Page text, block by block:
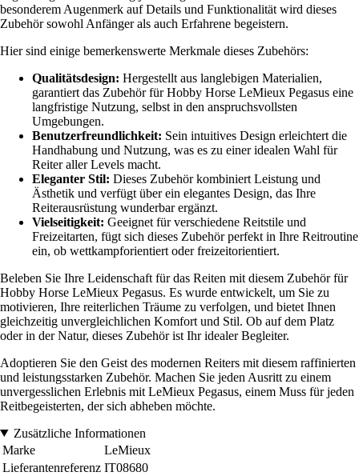
besonderem Augenmerk auf Details und Funktionalität wird dieses
Zubehör sowohl Anfänger als auch Erfahrene begeistern.
Hier sind einige bemerkenswerte Merkmale dieses Zubehörs:
Qualitätsdesign: Hergestellt aus langlebigen Materialien,
garantiert das Zubehör für Hobby Horse LeMieux Pegasus eine
langfristige Nutzung, selbst in den anspruchsvollsten
Umgebungen.
Benutzerfreundlichkeit: Sein intuitives Design erleichtert die
Handhabung und Nutzung, was es zu einer idealen Wahl für
Reiter aller Levels macht.
Eleganter Stil: Dieses Zubehör kombiniert Leistung und
Ästhetik und verfügt über ein elegantes Design, das Ihre
Reiterausrüstung wunderbar ergänzt.
Vielseitigkeit: Geeignet für verschiedene Reitstile und
Freizeitarten, fügt sich dieses Zubehör perfekt in Ihre Reitroutine
ein, ob wettkampforientiert oder freizeitorientiert.
Beleben Sie Ihre Leidenschaft für das Reiten mit diesem Zubehör für
Hobby Horse LeMieux Pegasus. Es wurde entwickelt, um Sie zu
motivieren, Ihre reiterlichen Träume zu verfolgen, und bietet Ihnen
gleichzeitig unvergleichlichen Komfort und Stil. Ob auf dem Platz
oder in der Natur, dieses Zubehör ist Ihr idealer Begleiter.
Adoptieren Sie den Geist des modernen Reiters mit diesem raffinierten
und leistungsstarken Zubehör. Machen Sie jeden Ausritt zu einem
unvergesslichen Erlebnis mit LeMieux Pegasus, einem Muss für jeden
Reitbegeisterten, der sich abheben möchte.
Zusätzliche Informationen
Marke
LeMieux
Lieferantenreferenz IT08680